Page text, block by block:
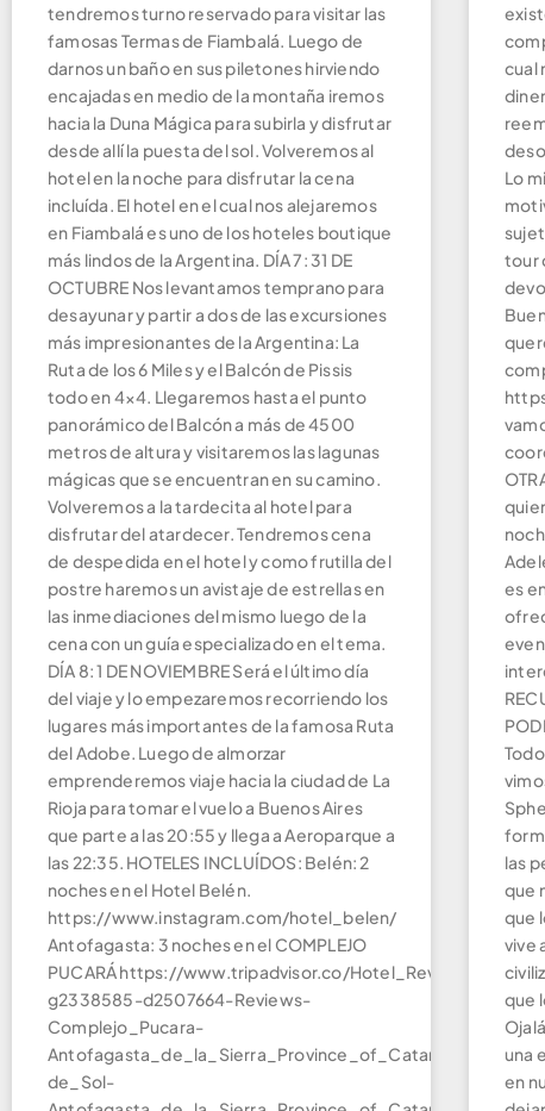
tendremos turno reservado para visitar las
famosas Termas de Fiambalá. Luego de
darnos un baño en sus piletones hirviendo
encajadas en medio de la montaña iremos
hacia la Duna Mágica para subirla y disfrutar
desde allí la puesta del sol. Volveremos al
hotel en la noche para disfrutar la cena
incluída. El hotel en el cual nos alejaremos
en Fiambalá es uno de los hoteles boutique
más lindos de la Argentina. DÍA 7: 31 DE
OCTUBRE Nos levantamos temprano para
desayunar y partir a dos de las excursiones
más impresionantes de la Argentina: La
Ruta de los 6 Miles y el Balcón de Pissis
todo en 4×4. Llegaremos hasta el punto
panorámico del Balcón a más de 4500
metros de altura y visitaremos las lagunas
mágicas que se encuentran en su camino.
Volveremos a la tardecita al hotel para
disfrutar del atardecer. Tendremos cena
de despedida en el hotel y como frutilla del
postre haremos un avistaje de estrellas en
las inmediaciones del mismo luego de la
cena con un guía especializado en el tema.
DÍA 8: 1 DE NOVIEMBRE Será el último día
del viaje y lo empezaremos recorriendo los
lugares más importantes de la famosa Ruta
del Adobe. Luego de almorzar
emprenderemos viaje hacia la ciudad de La
Rioja para tomar el vuelo a Buenos Aires
que parte a las 20:55 y llega a Aeroparque a
las 22:35. HOTELES INCLUÍDOS: Belén: 2
noches en el Hotel Belén.
https://www.instagram.com/hotel_belen/
Antofagasta: 3 noches en el COMPLEJO
PUCARÁ https://www.tripadvisor.co/Hotel_Review-
g2338585-d2507664-Reviews-
Complejo_Pucara-
de_Sol-
cual
Lo
tour
es
las
que
que
vive
que
una
en